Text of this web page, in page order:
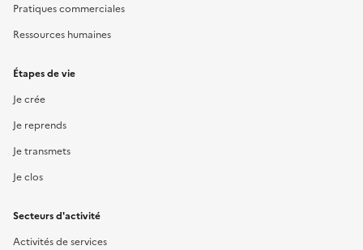
Pratiques commerciales
Ressources humaines
Étapes de vie
Je crée
Je reprends
Je transmets
Je clos
Secteurs d'activité
Activités de services